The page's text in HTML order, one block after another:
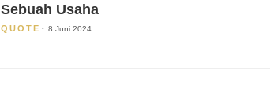
Sebuah Usaha
QUOTE 8 Juni 2024